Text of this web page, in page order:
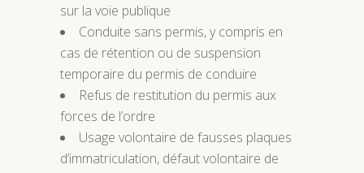
sur la voie publique
Conduite sans permis, y compris en
cas de rétention ou de suspension
temporaire du permis de conduire
Refus de restitution du permis aux
forces de l’ordre
Usage volontaire de fausses plaques
d’immatriculation, défaut volontaire de